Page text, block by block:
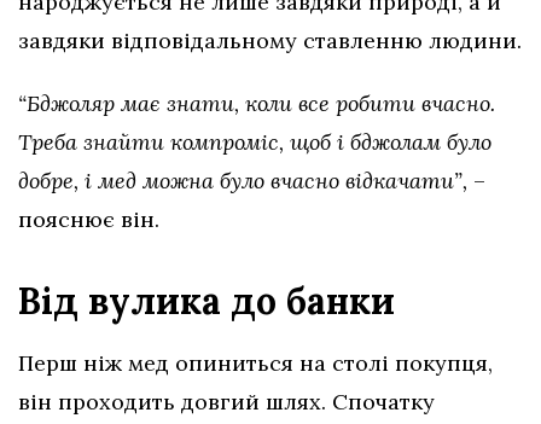
завдяки відповідальному ставленню людини.
“Бджоляр має знати, коли все робити вчасно.
Треба знайти компроміс, щоб і бджолам було
добре, і мед можна було вчасно відкачати”, –
пояснює він.
Від вулика до банки
Перш ніж мед опиниться на столі покупця,
він проходить довгий шлях. Спочатку